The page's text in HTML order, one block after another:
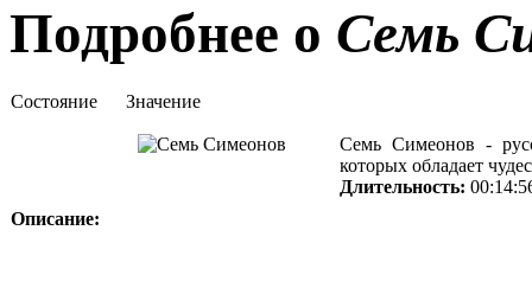
Подробнее о Семь
Состояние Значение
Описание:
Семь Симеонов -
которых обладает
Длительность: